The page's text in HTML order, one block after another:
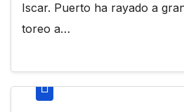
Iscar. Puerto ha rayado a
toreo a…